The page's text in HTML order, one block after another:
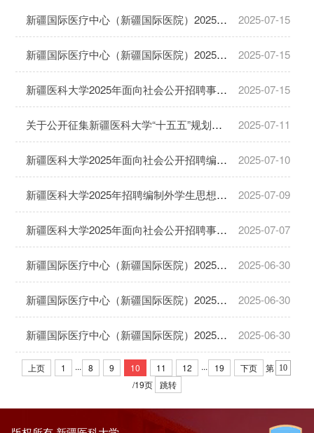
2025-07-15
新疆国际医疗中心（新疆国际医院）2025年第二次面向社会公开招聘事业单位编制外护士长总成绩公示
2025-07-15
新疆国际医疗中心（新疆国际医院）2025年第二次面向社会公开招聘事业单位编制外工作人员总成绩公示及体检通知
2025-07-15
新疆医科大学2025年面向社会公开招聘事业单位工作人员体检、考察结果及拟聘用人员公示
2025-07-11
关于公开征集新疆医科大学“十五五”规划意见建议的通知
2025-07-10
新疆医科大学2025年面向社会公开招聘编制外事业单位工作人员通过资格审核人员名单及笔试、面试安排的公告
2025-07-09
新疆医科大学2025年招聘编制外学生思想政治工作助理的公告
2025-07-07
新疆医科大学2025年面向社会公开招聘事业单位工作人员辅导员岗位体检、考察结果及拟聘用人员公示
2025-06-30
新疆国际医疗中心（新疆国际医院）2025年面向社会公开招聘事业单位编制外工作人员体检、考察结果及拟录用人员公示
2025-06-30
新疆国际医疗中心（新疆国际医院）2025年面向社会公开招聘事业单位编制外护士长体检、考察结果及拟录用人员公示
2025-06-30
新疆国际医疗中心（新疆国际医院）2025年面向社会公开招聘事业单位编制内工作人员体检、考察结果及拟录用人员公示
上页 1 ... 8 9 10 11 12 ... 19 下页
第
/19页 跳转